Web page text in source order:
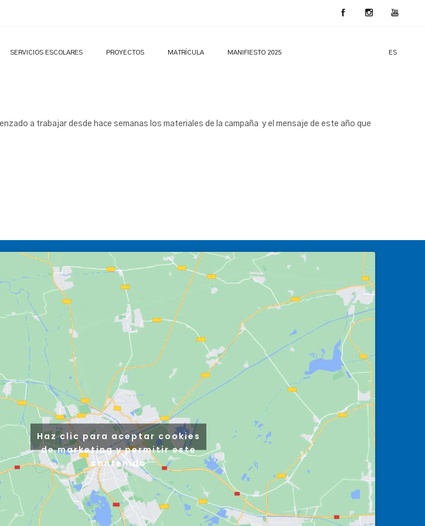
ES
SERVICIOS ESCOLARES PROYECTOS MATRÍCULA MANIFIESTO 2025
a trabajar desde hace semanas los materiales de la campaña y el mensaje de este año que
Haz clic para aceptar cookies
de marketing y permitir este
contenido